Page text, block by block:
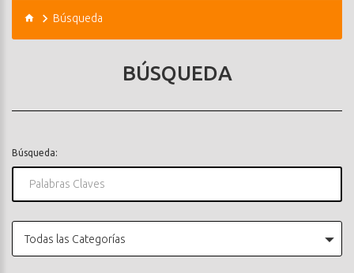
Búsqueda
BÚSQUEDA
Búsqueda:
Todas las Categorías